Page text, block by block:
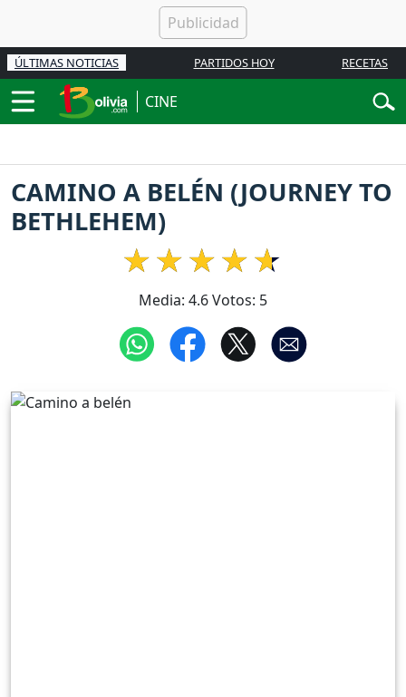
ÚLTIMAS NOTICIAS PARTIDOS HOY RECETAS
CINE
CAMINO A BELÉN (JOURNEY TO
BETHLEHEM)
Media: 4.6Votos: 5